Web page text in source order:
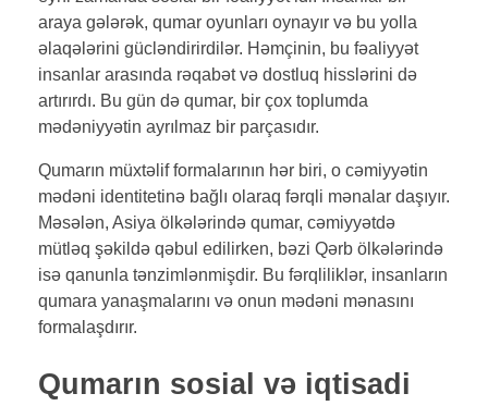
araya gələrək, qumar oyunları oynayır və bu yolla
əlaqələrini gücləndirirdilər. Həmçinin, bu fəaliyyət
insanlar arasında rəqabət və dostluq hisslərini də
artırırdı. Bu gün də qumar, bir çox toplumda
mədəniyyətin ayrılmaz bir parçasıdır.
Qumarın müxtəlif formalarının hər biri, o cəmiyyətin
mədəni identitetinə bağlı olaraq fərqli mənalar daşıyır.
Məsələn, Asiya ölkələrində qumar, cəmiyyətdə
mütləq şəkildə qəbul edilirken, bəzi Qərb ölkələrində
isə qanunla tənzimlənmişdir. Bu fərqliliklər, insanların
qumara yanaşmalarını və onun mədəni mənasını
formalaşdırır.
Qumarın sosial və iqtisadi